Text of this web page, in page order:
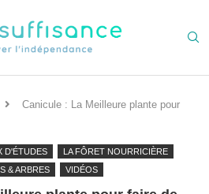
Canicule : La Meilleure plante pour
D'ÉTUDES
LA FÔRET NOURRICIÈRE
& ARBRES
VIDÉOS